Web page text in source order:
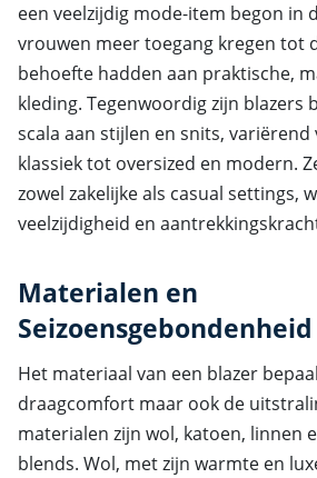
een veelzijdig mode-item begon in
vrouwen meer toegang kregen tot
behoefte hadden aan praktische,
kleding. Tegenwoordig zijn blazers
scala aan stijlen en snits,
klassiek tot oversized en modern.
zowel zakelijke als casual settings,
veelzijdigheid en
Materialen en
Seizoensgebondenheid
Het materiaal van een blazer
draagcomfort maar ook de
materialen zijn wol, katoen, linnen
blends. Wol, met zijn warmte en